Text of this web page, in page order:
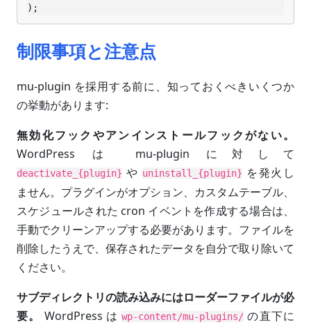
);
制限事項と注意点
mu-plugin を採用する前に、知っておくべきいくつか
の挙動があります:
無効化フックやアンインストールフックがない。
WordPress は mu-plugin に対して
deactivate_{plugin} や uninstall_{plugin} を発火し
ません。プラグインがオプション、カスタムテーブル、
スケジュールされた cron イベントを作成する場合は、
手動でクリーンアップする必要があります。ファイルを
削除したうえで、保存されたデータを自分で取り除いて
ください。
サブディレクトリの読み込みにはローダーファイルが必
要。
WordPress はwp-content/mu-plugins/ の直下に